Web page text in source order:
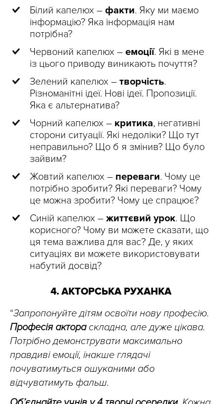
Білий капелюх – факти. Яку ми маємо
інформацію? Яка інформація нам
потрібна?
Червоний капелюх – емоції. Які в мене
із цього приводу виникають почуття?
Зелений капелюх – творчість.
Різноманітні ідеї. Нові ідеї. Пропозиції.
Яка є альтернатива?
Чорний капелюх – критика, негативні
сторони ситуації. Які недоліки? Що тут
неправильно? Що б я змінив? Що було
зайвим?
Жовтий капелюх – переваги. Чому це
потрібно зробити? Які переваги? Чому
це можна зробити? Чому це спрацює?
Синій капелюх – життєвий урок. Що
корисного? Чому ви можете сказати, що
ця тема важлива для вас? Де, у яких
ситуаціях ви можете використовувати
набутий досвід?
4. АКТОРСЬКА РУХАНКА
“Запропонуйте дітям освоїти нову професію.
Професія актораскладна, але дуже цікава.
Потрібно демонструвати максимально
правдиві емоції, інакше глядачі
почуватимуться ошуканими або
відчуватимуть фальш.